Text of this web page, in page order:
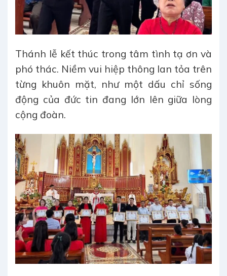
Thánh lễ kết thúc trong tâm tình tạ ơn và
phó thác. Niềm vui hiệp thông lan tỏa trên
từng khuôn mặt, như một dấu chỉ sống
động của đức tin đang lớn lên giữa lòng
cộng đoàn.